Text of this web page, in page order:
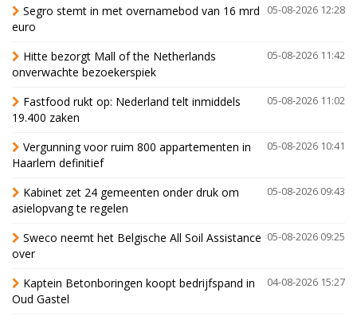
05-08-2026 12:28
Segro stemt in met overnamebod van 16 mrd
euro
05-08-2026 11:42
Hitte bezorgt Mall of the Netherlands
onverwachte bezoekerspiek
05-08-2026 11:02
Fastfood rukt op: Nederland telt inmiddels
19.400 zaken
05-08-2026 10:41
Vergunning voor ruim 800 appartementen in
Haarlem definitief
05-08-2026 09:43
Kabinet zet 24 gemeenten onder druk om
asielopvang te regelen
05-08-2026 09:25
Sweco neemt het Belgische All Soil Assistance
over
04-08-2026 15:27
Kaptein Betonboringen koopt bedrijfspand in
Oud Gastel